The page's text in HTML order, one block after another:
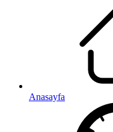
Anasayfa